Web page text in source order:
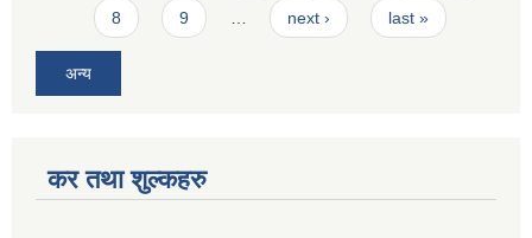
8 9 … next › last »
अन्य
कर तथा शुल्कहरु